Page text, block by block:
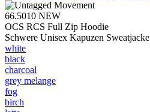
66.5010 NEW
OCS RCS Full Zip Hoodie
Schwere Unisex Kapuzen Sweatjacke
white
black
charcoal
grey melange
fog
birch